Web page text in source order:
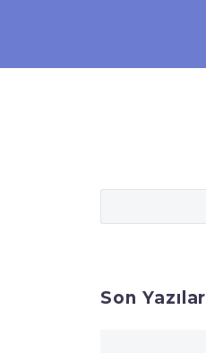
Son Yazılar